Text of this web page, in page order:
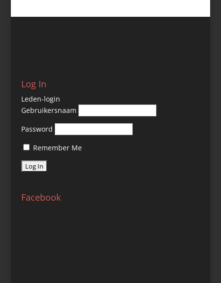
Log In
Leden-login
Gebruikersnaam
Password
Remember Me
Facebook